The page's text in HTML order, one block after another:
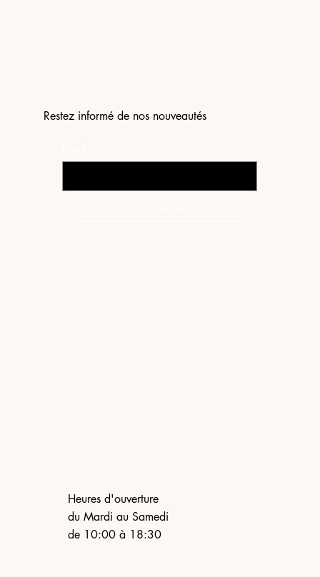
Restez informé de nos nouveautés
Heures d'ouverture
du Mardi au Samedi
de 10:00 à 18:30